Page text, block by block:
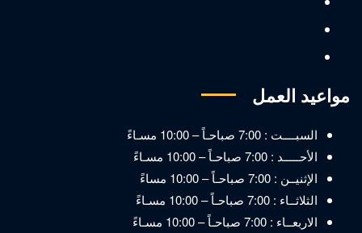
مواعيد العمل
السبــــت : 7:00 صباحـاً – 10:00 مسـاءً
الأحـــــد : 7:00 صباحـاً – 10:00 مسـاءً
الإثنيــن : 7:00 صباحـاً – 10:00 مساءً
الثلاثــاء : 7:00 صباحـاً – 10:00 مسـاءً
الاربعــاء : 7:00 صباحـاً – 10:00 مسـاءً